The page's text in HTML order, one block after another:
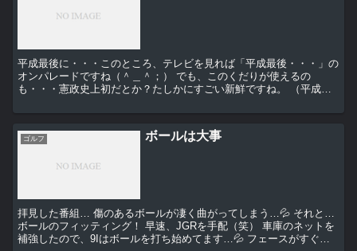
平成最後に・・・このところ、テレビを見れば「平成最後・・・」の
オンパレードですね（＾＿＾；） でも、このくだりが使えるの
も・・・憲政史上初だとか？たしかにすごい新鮮ですね。 （平成最
ゴルフ ボールは大事
拝見した番組… 傷のあるボールが凄く曲がってしまう…💦 それと…
ボールのフィッティング！ 早速、JGRを手配（笑） 車庫のネットを
補強したので、9Iはボールを打ち始めてます…💦 フェースがすぐ痛